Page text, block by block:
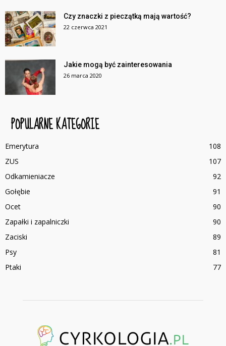
Czy znaczki z pieczątką mają wartość?
22 czerwca 2021
Jakie mogą być zainteresowania
26 marca 2020
POPULARNE KATEGORIE
Emerytura
108
ZUS
107
Odkamieniacze
92
Gołębie
91
Ocet
90
Zapałki i zapalniczki
90
Zaciski
89
Psy
81
Ptaki
77